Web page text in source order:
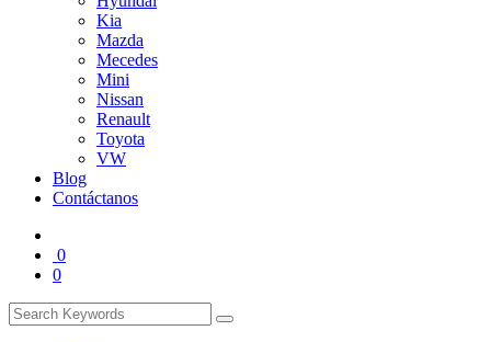
Kia
Mazda
Mecedes
Mini
Nissan
Renault
Toyota
VW
Blog
Contáctanos
0
0